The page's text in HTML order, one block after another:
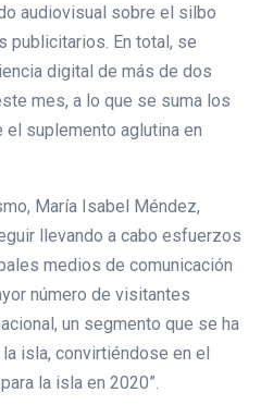
audiovisual sobre el silbo
publicitarios. En total, se
digital de más de dos
mes, a lo que se suma los
suplemento aglutina en
María Isabel Méndez,
llevando a cabo esfuerzos
medios de comunicación
número de visitantes
un segmento que se ha
isla, convirtiéndose en el
la isla en 2020”.